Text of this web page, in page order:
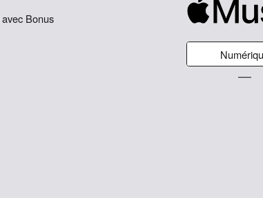
avec Bonus
―